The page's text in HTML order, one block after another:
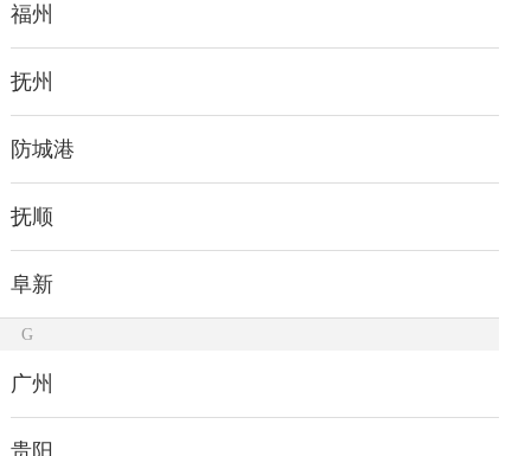
福州
抚州
防城港
抚顺
阜新
G
广州
贵阳